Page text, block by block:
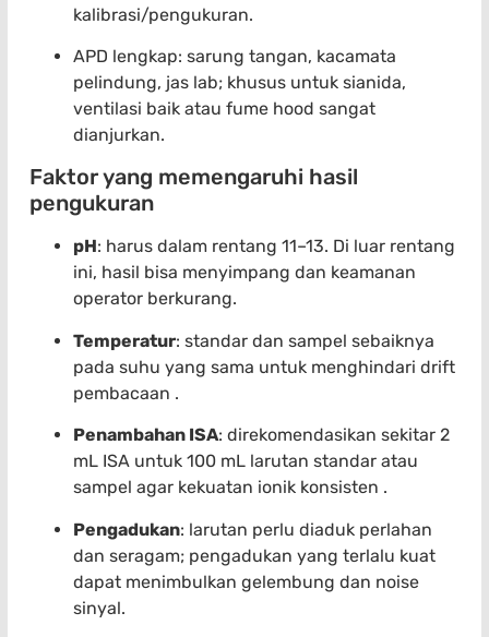
kalibrasi/pengukuran.
APD lengkap: sarung tangan, kacamata
pelindung, jas lab; khusus untuk sianida,
ventilasi baik atau fume hood sangat
dianjurkan.
Faktor yang memengaruhi hasil
pengukuran
pH: harus dalam rentang 11–13. Di luar rentang
ini, hasil bisa menyimpang dan keamanan
operator berkurang.
Temperatur: standar dan sampel sebaiknya
pada suhu yang sama untuk menghindari drift
pembacaan .
Penambahan ISA: direkomendasikan sekitar 2
mL ISA untuk 100 mL larutan standar atau
sampel agar kekuatan ionik konsisten .
Pengadukan: larutan perlu diaduk perlahan
dan seragam; pengadukan yang terlalu kuat
dapat menimbulkan gelembung dan noise
sinyal.